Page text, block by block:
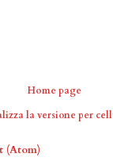
Home page
la versione per
(Atom)